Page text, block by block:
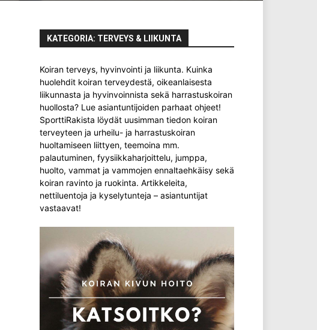
KATEGORIA: TERVEYS & LIIKUNTA
Koiran terveys, hyvinvointi ja liikunta. Kuinka
huolehdit koiran terveydestä, oikeanlaisesta
liikunnasta ja hyvinvoinnista sekä harrastuskoiran
huollosta? Lue asiantuntijoiden parhaat ohjeet!
SporttiRakista löydät uusimman tiedon koiran
terveyteen ja urheilu- ja harrastuskoiran
huoltamiseen liittyen, teemoina mm.
palautuminen, fyysiikkaharjoittelu, jumppa,
huolto, vammat ja vammojen ennaltaehkäisy sekä
koiran ravinto ja ruokinta. Artikkeleita,
nettiluentoja ja kyselytunteja – asiantuntijat
vastaavat!